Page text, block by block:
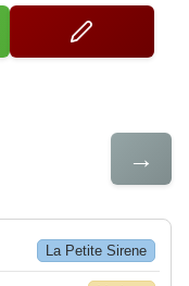
→
La Petite Sirene